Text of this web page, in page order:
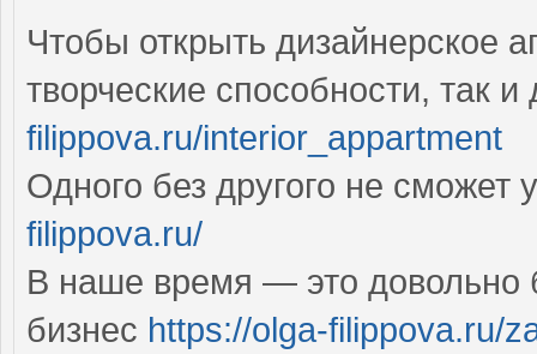
Чтобы открыть дизайнерское
творческие способности, так
filippova.ru/interior_appartment
Одного без другого не
filippova.ru/
В наше время — это довольно
бизнес https://olga-filippova.ru/